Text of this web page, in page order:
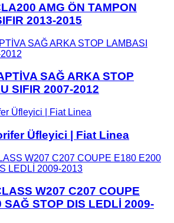
AMG ÖN TAMPON
2013-2015
SAĞ ARKA STOP
SIFIR 2007-2012
Üfleyici | Fiat Linea
W207 C207 COUPE
SAĞ STOP DIS LEDLİ 2009-